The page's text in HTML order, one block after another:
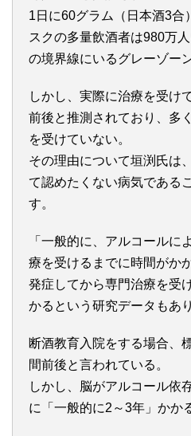
1日に60グラム（日本酒3合
スクの多量飲酒者は980万
の境界線にいるグレーゾー
しかし、実際に治療を受け
前後と推測されており、多
を受けていない。
その理由について垣渕氏は
て認めたくない病気である
す。
「一般的に、アルコールに
療を受けるまでに時間がか
発症してから専門治療を受
かるという研究データもあ
断酒教育入院をする場合、
間前後と言われている。
しかし、脳がアルコール依
に「一般的に2～3年」かか